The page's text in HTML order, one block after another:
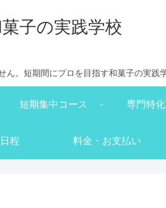
子の実践学校
ん。短期間にプロを目指す和菓子の実践
短期集中コース 専門特
程 料金・お支払い